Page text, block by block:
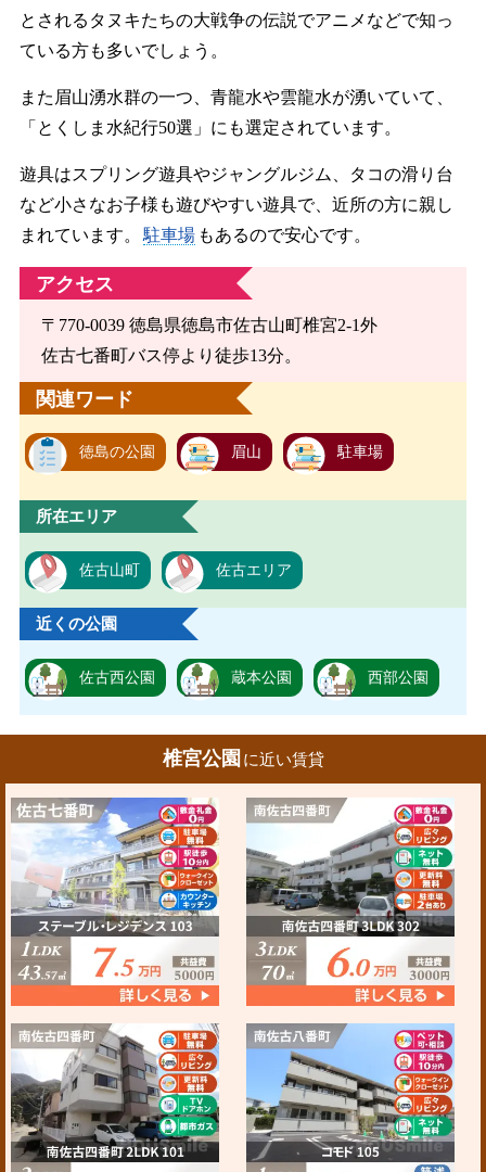
とされるタヌキたちの大戦争の伝説でアニメなどで知っ
ている方も多いでしょう。
また眉山湧水群の一つ、青龍水や雲龍水が湧いていて、
「とくしま水紀行50選」にも選定されています。
遊具はスプリング遊具やジャングルジム、タコの滑り台
など小さなお子様も遊びやすい遊具で、近所の方に親し
まれています。
駐車場 もあるので安心です。
アクセス
〒770-0039 徳島県徳島市佐古山町椎宮2-1外
佐古七番町バス停より徒歩13分。
関連ワード
徳島の公園 眉山 駐車場
所在エリア
佐古山町 佐古エリア
近くの公園
佐古西公園 蔵本公園 西部公園
椎宮公園 に近い賃貸